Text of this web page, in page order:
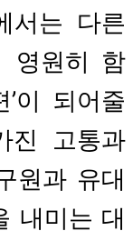
서는 다른
영원히 함
이 되어줄
진 고통과
원과 유대
내미는 대